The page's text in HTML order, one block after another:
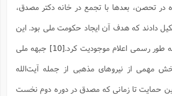
در تحصن، بعدها با تجمع در خانه دکتر مصدق،
دادند که هدف آن ایجاد حکومت ملی بود. این
[10]
جبهه ملی
مهمی از نیروهای مذهبی از جمله آیت‌الله
حمایت تا زمانی که مصدق در دوره دوم نخست